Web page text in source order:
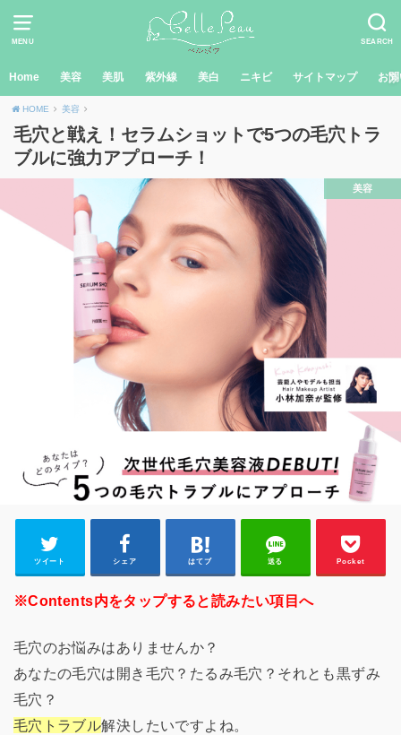
MENU SEARCH
Home 美容 美肌 紫外線 美白 ニキビ サイトマップ お
HOME 美容
毛穴と戦え！セラムショットで5つの毛穴トラ
ブルに強力アプローチ！
美容
ツイート シェア はてブ 送る Pocket
※Contents内をタップすると読みたい項目へ
毛穴のお悩みはありませんか？
あなたの毛穴は開き毛穴？たるみ毛穴？それとも黒ずみ
毛穴？
毛穴トラブル解決したいですよね。